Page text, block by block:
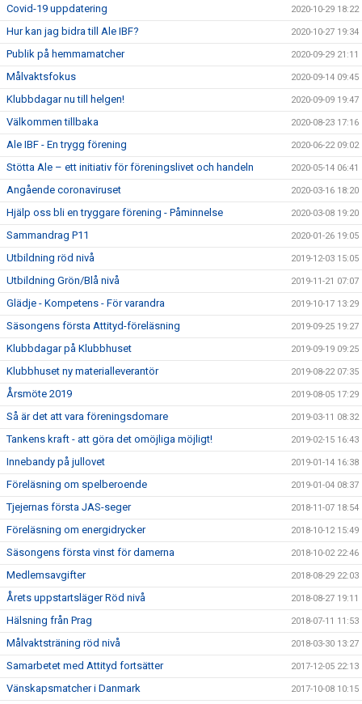
Covid-19 uppdatering 2020-10-29 18:22
Hur kan jag bidra till Ale IBF? 2020-10-27 19:34
Publik på hemmamatcher 2020-09-29 21:11
Målvaktsfokus 2020-09-14 09:45
Klubbdagar nu till helgen! 2020-09-09 19:47
Välkommen tillbaka 2020-08-23 17:16
Ale IBF - En trygg förening 2020-06-22 09:02
Stötta Ale – ett initiativ för föreningslivet och handeln 2020-05-14 06:41
Angående coronaviruset 2020-03-16 18:20
Hjälp oss bli en tryggare förening - Påminnelse 2020-03-08 19:20
Sammandrag P11 2020-01-26 19:05
Utbildning röd nivå 2019-12-03 15:05
Utbildning Grön/Blå nivå 2019-11-21 07:07
Glädje - Kompetens - För varandra 2019-10-17 13:29
Säsongens första Attityd-föreläsning 2019-09-25 19:27
Klubbdagar på Klubbhuset 2019-09-19 09:25
Klubbhuset ny materialleverantör 2019-08-22 07:35
Årsmöte 2019 2019-08-05 17:29
Så är det att vara föreningsdomare 2019-03-11 08:32
Tankens kraft - att göra det omöjliga möjligt! 2019-02-15 16:43
Innebandy på jullovet 2019-01-14 16:38
Föreläsning om spelberoende 2019-01-04 08:37
Tjejernas första JAS-seger 2018-11-07 18:54
Föreläsning om energidrycker 2018-10-12 15:49
Säsongens första vinst för damerna 2018-10-02 22:46
Medlemsavgifter 2018-08-29 22:03
Årets uppstartsläger Röd nivå 2018-08-27 19:11
Hälsning från Prag 2018-07-11 11:53
Målvaktsträning röd nivå 2018-03-30 13:27
Samarbetet med Attityd fortsätter 2017-12-05 22:13
Vänskapsmatcher i Danmark 2017-10-08 10:15